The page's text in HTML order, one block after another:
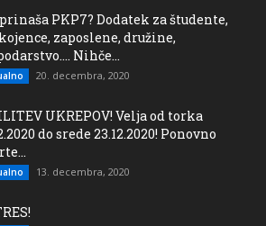
PKP7? Dodatek za študente,
zaposlene, družine,
Nihče...
20. decembra, 2020
UKREPOV! Velja od torka
do srede 23.12.2020! Ponovno
13. decembra, 2020